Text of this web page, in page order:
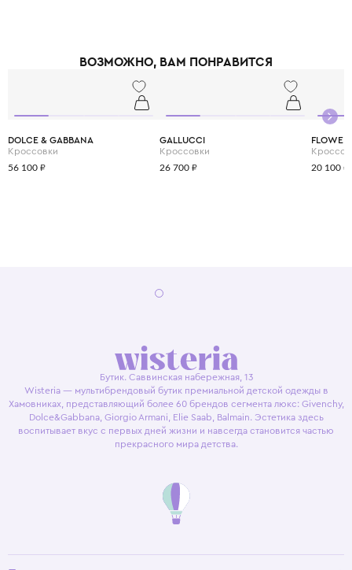
важно для активных детей. Jarrett выпускает обувь ограниченными
качества и продуманности каждой модели. Для самых холодных зим
Jarrett предлагает стеганые кеды и ботинки с подкладкой из кашемира и
высокой тракторной подошвой для максимального тепла и
безопасности. Выбирая Jarrett, вы покупаете своему ребёнку идеальное
сочетание традиционного итальянского мастерства и современных
технологий для здоровья его ножек.
ВОЗМОЖНО, ВАМ ПОНРАВИТСЯ
DOLCE & GABBANA
Кроссовки
56 100 ₽
GALLUCCI
Кроссовки
26 700 ₽ 20 100 ₽
Бутик. Саввинская набережная, 13
Wisteria — мультибрендовый бутик премиальной детской одежды в
Хамовниках, представляющий более 60 брендов сегмента люкс: Givenchy,
Dolce&Gabbana, Giorgio Armani, Elie Saab, Balmain. Эстетика здесь
воспитывает вкус с первых дней жизни и навсегда становится частью
прекрасного мира детства.